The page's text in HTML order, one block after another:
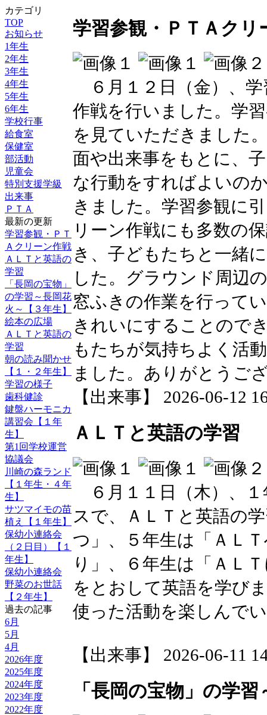
カテゴリ
TOP
お知らせ
1年生
2年生
3年生
4年生
5年生
6年生
学校行事
給食室
保健室
部活動
児童会
特別支援学級
出来事
ＰＴＡ
最新の更新
学習参観・ＰＴ
Ａクリーン作戦
ＡＬＴと英語の
学習
「長岡の宝物」
の学習～長岡花
火～【３年生】
絵本の広場
ＡＬＴと英語の
学習
朝の読み聞かせ
【１・２年生】
学習の様子
歯科健診
鍵盤ハーモニカ
講習会【１年
生】
第1回学校運営
協議会
川崎の森ランド
【１年生・４年
生】
サツマイモの苗
植え【１年生】
保幼小連絡会
（２日目）【１
年生】
保幼小連絡会
野菜のお世話
【２年生】
過去の記事
6月
5月
4月
2026年度
2025年度
2024年度
2023年度
2022年度
学習参観・ＰＴＡクリ
６月１２日（金）、
作戦を行いました。学
を見ていただきました
面や出来事をもとに、
な行動をすればよいの
きました。学習参観に
リーン作戦にも多数の
き、子どもたちと一緒
した。グラウンド周辺
窓ふきの作業を行って
きれいにすることので
もたちが気持ちよく活
ました。ありがとうご
【出来事】 2026-06-12
ＡＬＴと英語の学習
６月１１日（木）、１
スで、ＡＬＴと英語の
つ」、５年生は「ＡＬ
り」、６年生は「ＡＬ
をとおして英語を学び
使った活動を楽しんで
【出来事】 2026-06-11
「長岡の宝物」の学